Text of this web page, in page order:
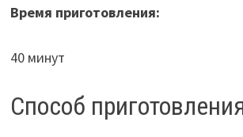
Время приготовления:
40 минут
Способ